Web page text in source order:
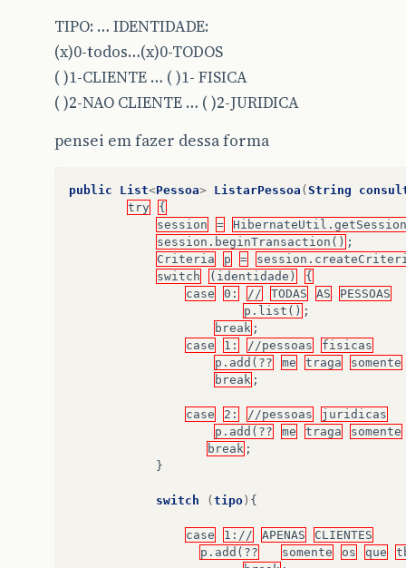
TIPO: … IDENTIDADE:
(x)0-todos…(x)0-TODOS
( )1-CLIENTE … ( )1- FISICA
( )2-NAO CLIENTE … ( )2-JURIDICA
pensei em fazer dessa forma
public List<Pessoa> ListarPessoa ( String
try
{
session
=
session.beginTransaction() ;
Criteria
p =
switch
(identidade)
{
case
0: // TODAS AS
PESSOAS
p.list() ;
break ;
case
1: //pessoas
fisicas
p.add(??
me traga
somente
break ;
case 2: //pessoas
juridicas
p.add(??
me traga
somente
break ;
}
switch ( tipo ) {
case 1:// APENAS
CLIENTES
p.add(??
somente os que